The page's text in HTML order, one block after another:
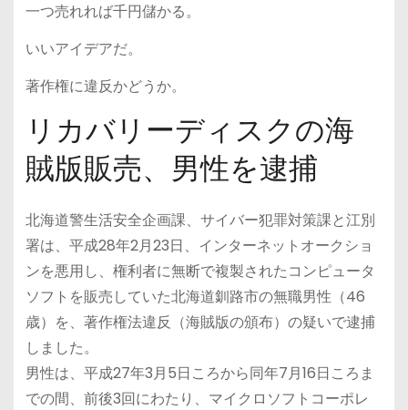
一つ売れれば千円儲かる。
いいアイデアだ。
著作権に違反かどうか。
リカバリーディスクの海
賊版販売、男性を逮捕
北海道警生活安全企画課、サイバー犯罪対策課と江別
署は、平成28年2月23日、インターネットオークショ
ンを悪用し、権利者に無断で複製されたコンピュータ
ソフトを販売していた北海道釧路市の無職男性（46
歳）を、著作権法違反（海賊版の頒布）の疑いで逮捕
しました。
男性は、平成27年3月5日ころから同年7月16日ころま
での間、前後3回にわたり、マイクロソフトコーポレ